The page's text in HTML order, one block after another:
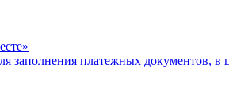
заполнения платежных документов,